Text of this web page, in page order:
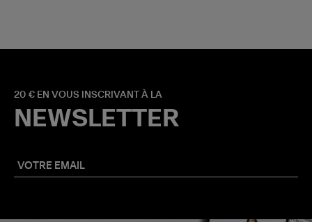
20 € EN VOUS INSCRIVANT À LA
NEWSLETTER